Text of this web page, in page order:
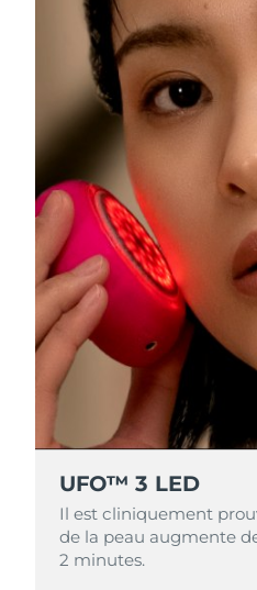
UFO™ 3 LED
Il est cliniquement
de la peau augmente
2 minutes.
R.A.S. chinoise de
Macao
Malaisie
Malte
Mexique
Monaco
Pays-Bas
Nouvelle-Zélande
Norvège
Oman
Philippines